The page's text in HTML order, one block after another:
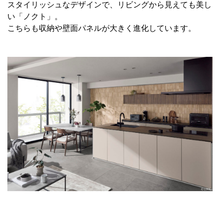
スタイリッシュなデザインで、リビングから見えても美し
い「ノクト」。
こちらも収納や壁面パネルが大きく進化しています。